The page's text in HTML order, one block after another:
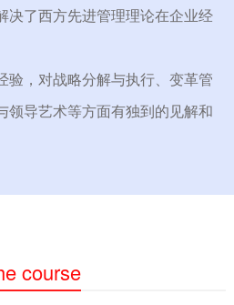
决了西方先进管理理论在企业经
验，对战略分解与执行、变革管
领导艺术等方面有独到的见解和
course